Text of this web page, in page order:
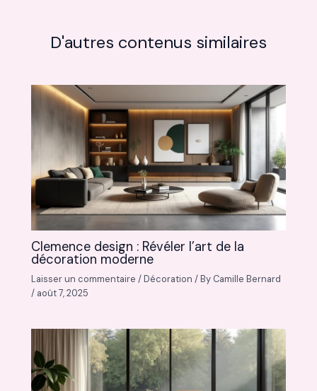
D'autres contenus similaires
Clemence design : Révéler l’art de la
décoration moderne
Laisser un commentaire /Décoration / By Camille Bernard
/ août 7, 2025